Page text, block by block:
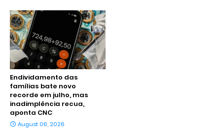
Endividamento das
famílias bate novo
recorde em julho, mas
inadimplência recua,
aponta CNC
August 06, 2026